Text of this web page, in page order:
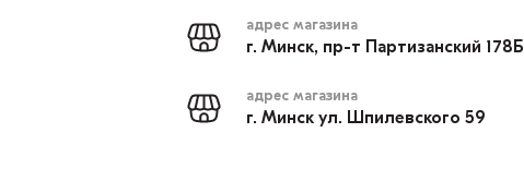
адрес магазина
г. Минск, пр-т Партизанский 178Б
адрес магазина
г. Минск ул. Шпилевского 59